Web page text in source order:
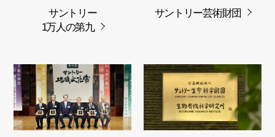
サントリー
1万人の第九
サントリー芸術財団